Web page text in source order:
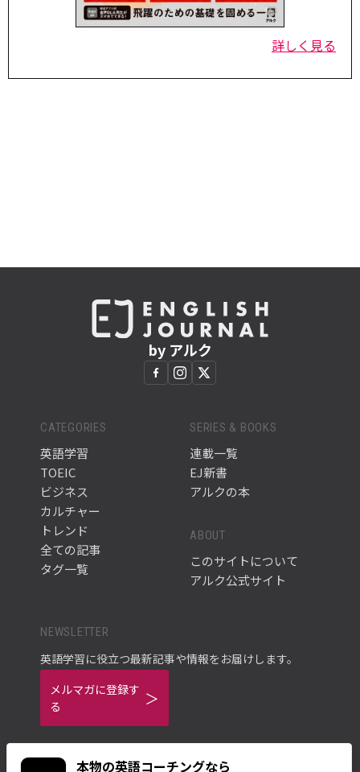
詳しく見る
本物の英語コーチングなら
by アルク
CATEGORIES
英語学習
TOEIC
ビジネス
カルチャー
トレンド
全ての記事
タグ一覧
SERIES & BOOKS
連載一覧
EJ新書
アルクの本
ABOUT
このサイトについて
アルク公式サイト
NEWSLETTER
英語学習に役立つ最新記事や情報をお届けします。
メルマガに登録す
る